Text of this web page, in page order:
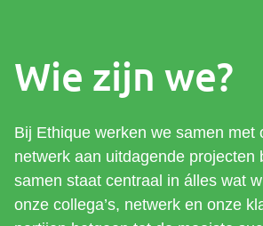
Wie zijn we?
Bij Ethique werken we samen met
netwerk aan uitdagende
samen staat centraal in álles wat
onze collega’s, netwerk en onze